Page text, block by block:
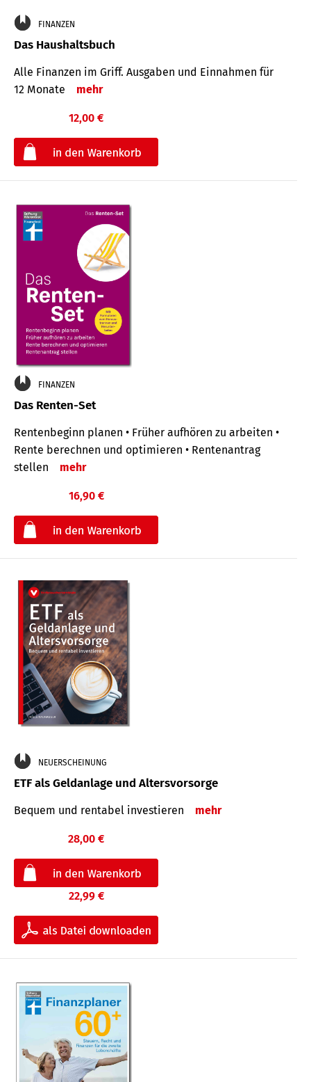
FINANZEN
Das Haushaltsbuch
Alle Finanzen im Griff. Aus­gaben und Ein­nahmen für
12 Monate
mehr
12,00 €
FINANZEN
Das Renten-Set
Rentenbeginn planen • Früher aufhören zu arbeiten •
Rente berechnen und optimieren • Rentenantrag
stellen
mehr
16,90 €
NEUERSCHEINUNG
ETF als Geldanlage und Altersvorsorge
Bequem und rentabel investieren mehr
28,00 €
22,99 €